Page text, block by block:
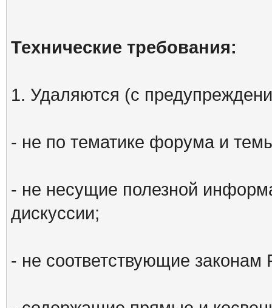
Технические требования:
1. Удаляются (с
- не по тематике форума и
- не несущие полезной
дискуссии;
- не соответствующие законам